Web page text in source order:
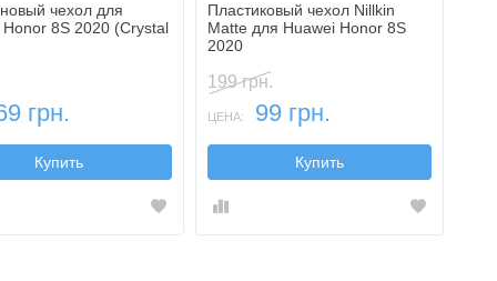
чехол для
8S 2020 (Crystal
грн.
Купить
Пластиковый чехол Nillkin
Matte для Huawei Honor 8S
2020
199 грн.
ЦЕНА: 99 грн.
Купить